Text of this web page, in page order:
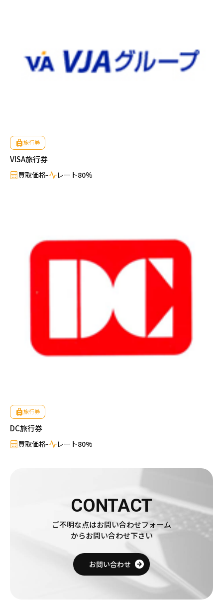
旅行券
VISA旅行券
買取価格- レート80％
旅行券
DC旅行券
買取価格- レート80%
CONTACT
ご不明な点はお問い合わせフォーム
からお問い合わせ下さい
お問い合わせ